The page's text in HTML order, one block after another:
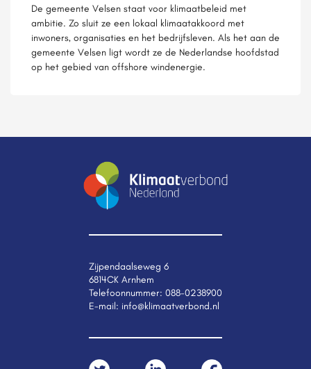
De gemeente Velsen staat voor klimaatbeleid met
ambitie. Zo sluit ze een lokaal klimaatakkoord met
inwoners, organisaties en het bedrijfsleven. Als het aan de
gemeente Velsen ligt wordt ze de Nederlandse hoofdstad
op het gebied van offshore windenergie.
Zijpendaalseweg 6
6814CK Arnhem
Telefoonnummer: 088-0238900
E-mail: info@klimaatverbond.nl